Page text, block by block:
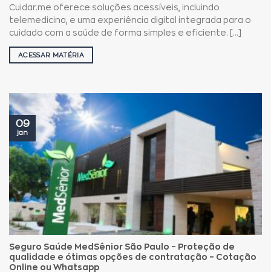
Cuidar.me oferece soluções acessíveis, incluindo
telemedicina, e uma experiência digital integrada para o
cuidado com a saúde de forma simples e eficiente. [...]
ACESSAR MATÉRIA
Seguro Saúde MedSênior São Paulo – Proteção de
qualidade e ótimas opções de contratação – Cotação
Online ou Whatsapp
09
jan